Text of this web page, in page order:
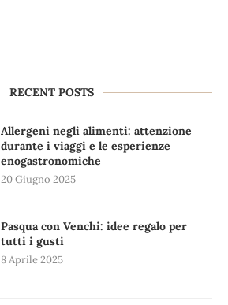
RECENT POSTS
Allergeni negli alimenti: attenzione
durante i viaggi e le esperienze
enogastronomiche
20 Giugno 2025
Pasqua con Venchi: idee regalo per
tutti i gusti
8 Aprile 2025